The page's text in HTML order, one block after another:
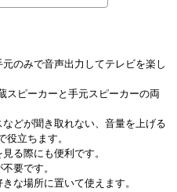
のみで音声出力してテレビを楽し
ピーカーと手元スピーカーの両
どが聞き取れない、音量を上げる
役立ちます。
る際にも便利です。
要です。
な場所に置いて使えます。